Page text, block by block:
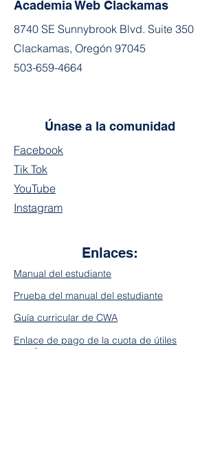
Academia Web Clackamas
8740 SE Sunnybrook Blvd. Suite 350
Clackamas, Oregón 97045
503-659-4664
Únase a la comunidad
Facebook
Tik Tok
YouTube
Instagram
Enlaces:
Manual del estudiante
Prueba del manual del estudiante
Guía curricular de CWA
Enlace de pago de la cuota de útiles
escolares